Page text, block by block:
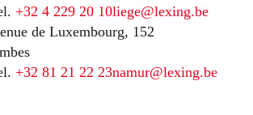
+32 4 229 20 10liege@lexing.be
de Luxembourg, 152
+32 81 21 22 23namur@lexing.be